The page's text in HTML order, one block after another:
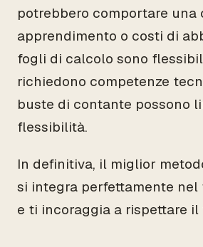
potrebbero comportare una
apprendimento o costi di
fogli di calcolo sono
richiedono competenze
buste di contante possono
flessibilità.
In definitiva, il miglior
si integra perfettamente
e ti incoraggia a rispettare